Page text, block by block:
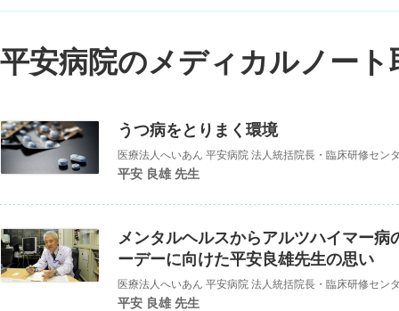
精神科救急学会 会員
平安病院のメディカルノート
うつ病をとりまく環境
平安 良雄 先生
メンタルヘルスからアルツハイマー
ーデーに向けた平安良雄先生の思い
平安 良雄 先生